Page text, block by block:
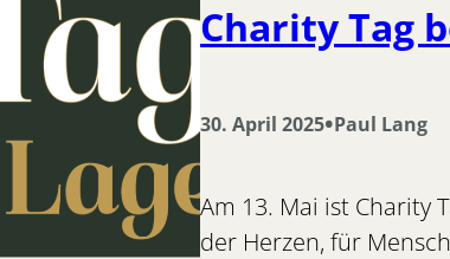
Charity Tag
30. April 2025•Paul Lang
Am 13. Mai ist Charity
der Herzen, für